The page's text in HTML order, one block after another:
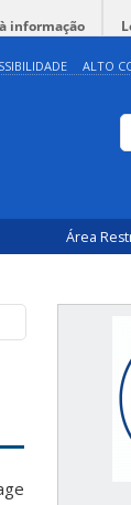
informação
ALTO
Área